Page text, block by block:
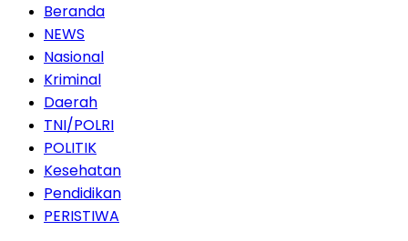
Beranda
NEWS
Nasional
Kriminal
Daerah
TNI/POLRI
POLITIK
Kesehatan
Pendidikan
PERISTIWA